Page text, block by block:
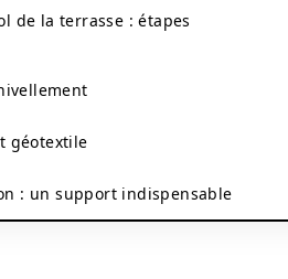
de la terrasse : étapes
géotextile
: un support indispensable